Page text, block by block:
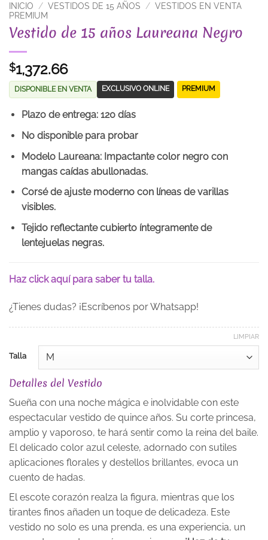
INICIO / VESTIDOS DE 15 AÑOS / VESTIDOS EN VENTA
PREMIUM
Vestido de 15 años Laureana Negro
$1,372.66
DISPONIBLE EN VENTA EXCLUSIVO ONLINE PREMIUM
Plazo de entrega: 120 días
No disponible para probar
Modelo Laureana: Impactante color negro con
mangas caídas abullonadas.
Corsé de ajuste moderno con líneas de varillas
visibles.
Tejido reflectante cubierto íntegramente de
lentejuelas negras.
Haz click aquí para saber tu talla.
¿Tienes dudas? ¡Escríbenos por Whatsapp!
Talla
LIMPIAR
Detalles del Vestido
Sueña con una noche mágica e inolvidable con este
espectacular vestido de quince años. Su corte princesa,
amplio y vaporoso, te hará sentir como la reina del baile.
El delicado color azul celeste, adornado con sutiles
aplicaciones florales y destellos brillantes, evoca un
cuento de hadas.
El escote corazón realza la figura, mientras que los
tirantes finos añaden un toque de delicadeza. Este
vestido no solo es una prenda, es una experiencia, un